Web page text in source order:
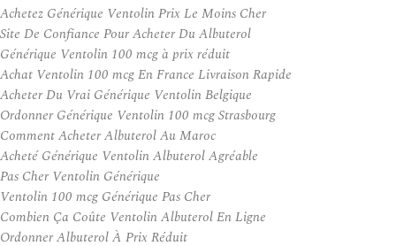
Achetez Générique Ventolin Prix Le Moins Cher
Site De Confiance Pour Acheter Du Albuterol
Générique Ventolin 100 mcg à prix réduit
Achat Ventolin 100 mcg En France Livraison Rapide
Acheter Du Vrai Générique Ventolin Belgique
Ordonner Générique Ventolin 100 mcg Strasbourg
Comment Acheter Albuterol Au Maroc
Acheté Générique Ventolin Albuterol Agréable
Pas Cher Ventolin Générique
Ventolin 100 mcg Générique Pas Cher
Combien Ça Coûte Ventolin Albuterol En Ligne
Ordonner Albuterol À Prix Réduit